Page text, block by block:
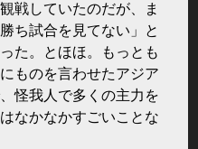
戦していたのだが、ま
ち試合を見てない」と
た。とほほ。もっとも
ものを言わせたアジア
怪我人で多くの主力を
なかなかすごいことな